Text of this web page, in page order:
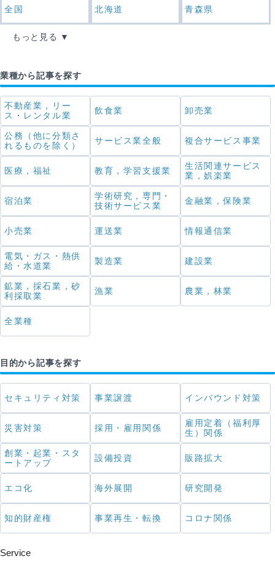
全国 北海道 青森県
もっと見る
業種から記事を探す
不動産業，リー
ス・レンタル業
飲食業 卸売業
公務（他に分類さ
れるものを除く）
サービス業全般 複合サービス事業
医療，福祉 教育，学習支援業
生活関連サービス
業，娯楽業
宿泊業
学術研究，専門・
技術サービス業
金融業，保険業
小売業 運送業 情報通信業
電気・ガス・熱供
給・水道業
製造業 建設業
鉱業，採石業，砂
利採取業
漁業 農業，林業
全業種
目的から記事を探す
セキュリティ対策 事業譲渡 インバウンド対策
災害対策 採用・雇用関係
雇用定着（福利厚
生）関係
創業・起業・スタ
ートアップ
設備投資 販路拡大
エコ化 海外展開 研究開発
知的財産権 事業再生・転換 コロナ関係
Service